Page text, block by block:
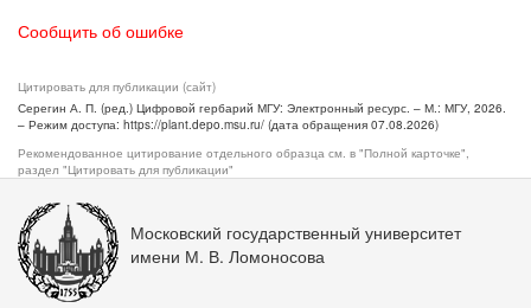
Сообщить об ошибке
Цитировать для публикации (сайт)
Серегин А. П. (ред.) Цифровой гербарий МГУ: Электронный ресурс. – М.: МГУ, 2026.
– Режим доступа: https://plant.depo.msu.ru/ (дата обращения 07.08.2026)
Рекомендованное цитирование отдельного образца см. в "Полной карточке",
раздел "Цитировать для публикации"
Московский государственный университет
имени М. В. Ломоносова